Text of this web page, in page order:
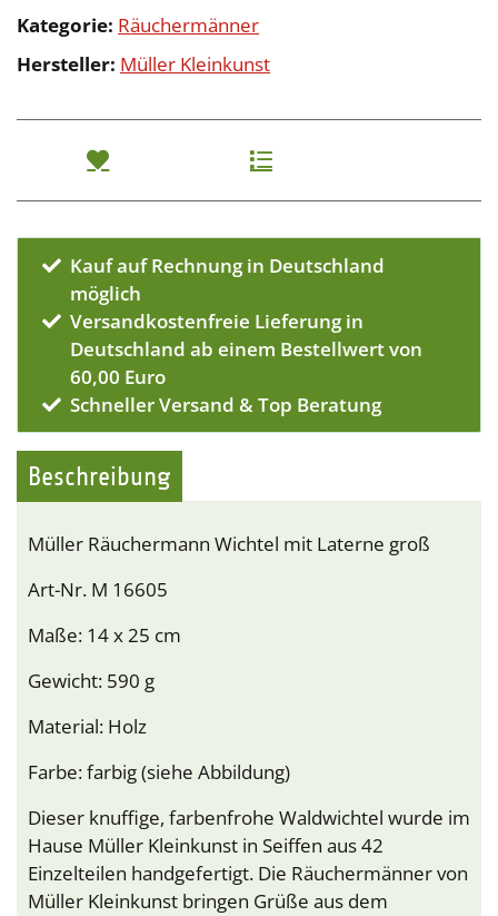
Kategorie: Räuchermänner
Hersteller: Müller Kleinkunst
Kauf auf Rechnung in Deutschland
möglich
Versandkostenfreie Lieferung in
Deutschland ab einem Bestellwert von
60,00 Euro
Schneller Versand & Top Beratung
Beschreibung
Müller Räuchermann Wichtel mit Laterne groß
Art-Nr. M 16605
Maße: 14 x 25 cm
Gewicht: 590 g
Material: Holz
Farbe: farbig (siehe Abbildung)
Dieser knuffige, farbenfrohe Waldwichtel wurde im
Hause Müller Kleinkunst in Seiffen aus 42
Einzelteilen handgefertigt. Die Räuchermänner von
Müller Kleinkunst bringen Grüße aus dem